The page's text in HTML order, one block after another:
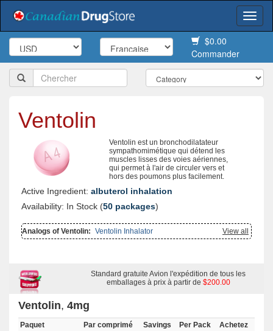
$0.00
Commander
Ventolin
Ventolin est un bronchodilatateur
sympathomimétique qui détend les
muscles lisses des voies aériennes,
qui permet à l'air de circuler vers et
hors des poumons plus facilement.
Active Ingredient: albuterol inhalation
Availability: In Stock (50 packages)
View all
Analogs of Ventolin: Ventolin Inhalator
Standard gratuite Avion l'expédition de tous les
emballages à prix à partir de $200.00
Ventolin, 4mg
Paquet Par comprimé Savings Per Pack
Achetez